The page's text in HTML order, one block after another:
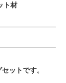
ト材
ットです。